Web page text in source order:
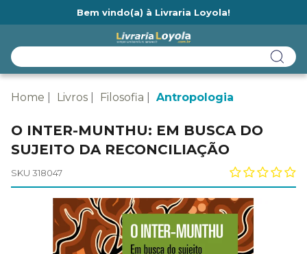
Bem vindo(a) à Livraria Loyola!
Home Livros Filosofia Antropologia
O INTER-MUNTHU: EM BUSCA DO
SUJEITO DA RECONCILIAÇÃO
SKU 318047